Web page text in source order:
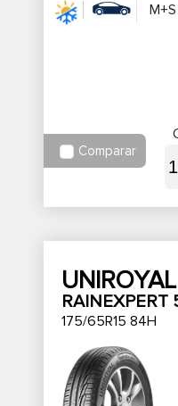
M+S
Comparar
UNIROYAL
RAINEXPERT
175/65R15 84H